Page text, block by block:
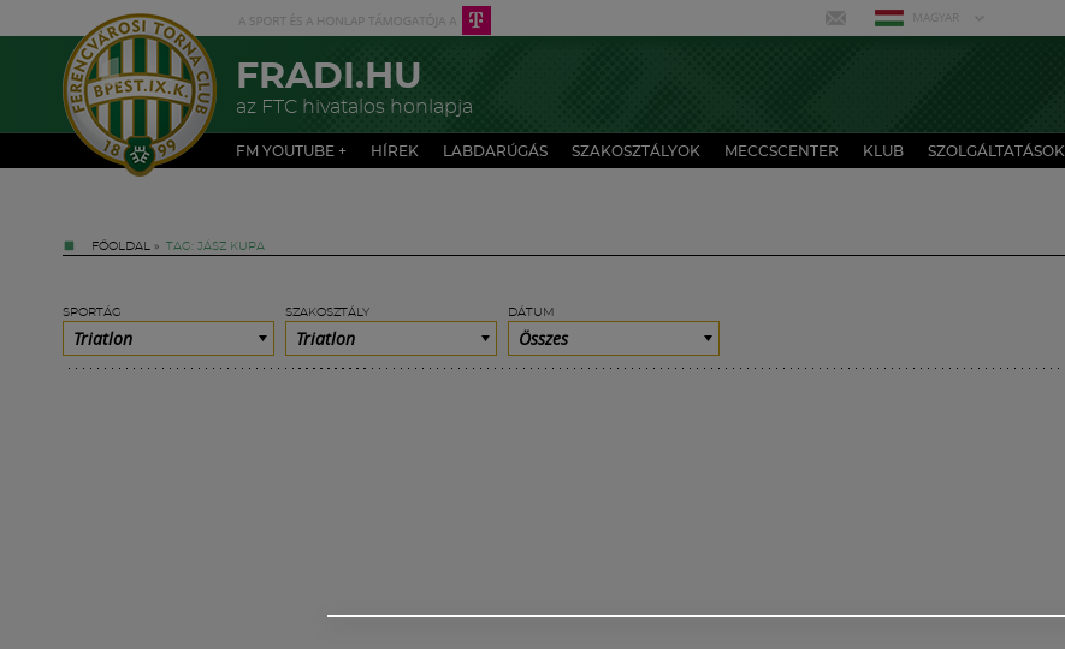
MAGYAR
FRADI.HU
az FTC hivatalos honlapja
FM YOUTUBE + HÍREK LABDARÚGÁS SZAKOSZTÁLYOK MECCSCENTER KLUB SZOLGÁLTATÁSOK
FŐOLDAL » TAG: JÁSZ KUPA
SPORTÁG
Triatlon
SZAKOSZTÁLY
Triatlon
DÁTUM
Összes